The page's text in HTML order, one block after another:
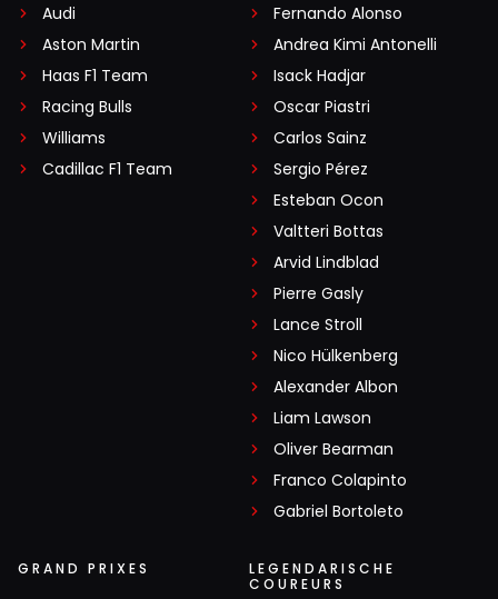
Audi
Aston Martin
Haas F1 Team
Racing Bulls
Williams
Cadillac F1 Team
Fernando Alonso
Andrea Kimi Antonelli
Isack Hadjar
Oscar Piastri
Carlos Sainz
Sergio Pérez
Esteban Ocon
Valtteri Bottas
Arvid Lindblad
Pierre Gasly
Lance Stroll
Nico Hülkenberg
Alexander Albon
Liam Lawson
Oliver Bearman
Franco Colapinto
Gabriel Bortoleto
GRAND PRIXES
LEGENDARISCHE
COUREURS